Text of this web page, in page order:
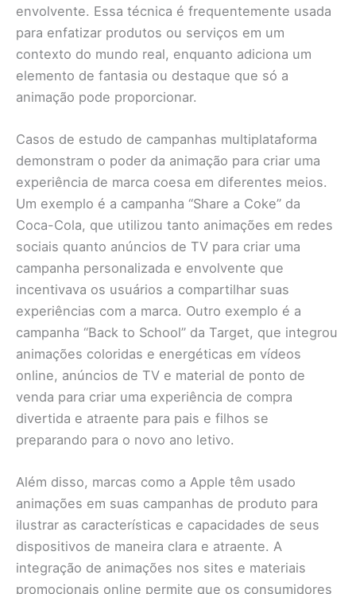
envolvente. Essa técnica é frequentemente usada
para enfatizar produtos ou serviços em um
contexto do mundo real, enquanto adiciona um
elemento de fantasia ou destaque que só a
animação pode proporcionar.
Casos de estudo de campanhas multiplataforma
demonstram o poder da animação para criar uma
experiência de marca coesa em diferentes meios.
Um exemplo é a campanha “Share a Coke” da
Coca-Cola, que utilizou tanto animações em redes
sociais quanto anúncios de TV para criar uma
campanha personalizada e envolvente que
incentivava os usuários a compartilhar suas
experiências com a marca. Outro exemplo é a
campanha “Back to School” da Target, que integrou
animações coloridas e energéticas em vídeos
online, anúncios de TV e material de ponto de
venda para criar uma experiência de compra
divertida e atraente para pais e filhos se
preparando para o novo ano letivo.
Além disso, marcas como a Apple têm usado
animações em suas campanhas de produto para
ilustrar as características e capacidades de seus
dispositivos de maneira clara e atraente. A
integração de animações nos sites e materiais
promocionais online permite que os consumidores